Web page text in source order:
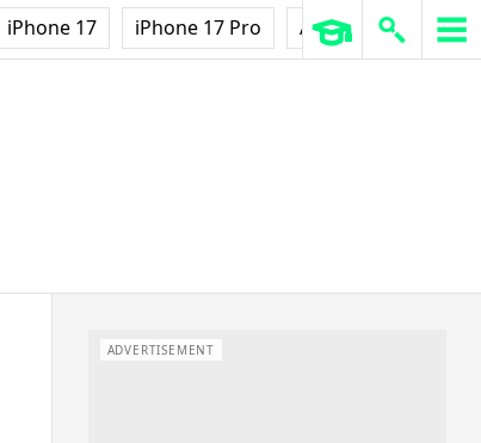
iPhone 17 iPhone 17 Pro AirPods Pro 3
ADVERTISEMENT